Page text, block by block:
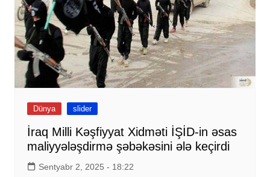
Dünya slider
İraq Milli Kəşfiyyat Xidməti İŞİD-in əsas
maliyyələşdirmə şəbəkəsini ələ keçirdi
Sentyabr 2, 2025 - 18:22